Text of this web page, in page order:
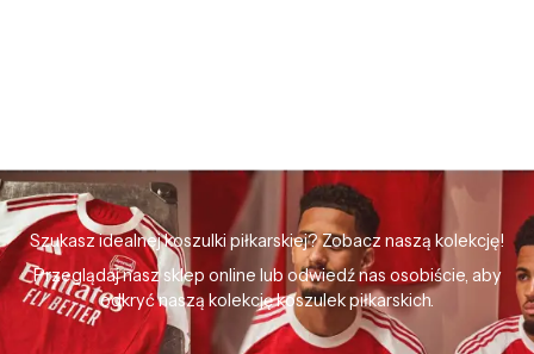
Szukasz idealnej koszulki piłkarskiej? Zobacz naszą kolekcję!
Przeglądaj nasz sklep online lub odwiedź nas osobiście, aby
odkryć naszą kolekcję koszulek piłkarskich.